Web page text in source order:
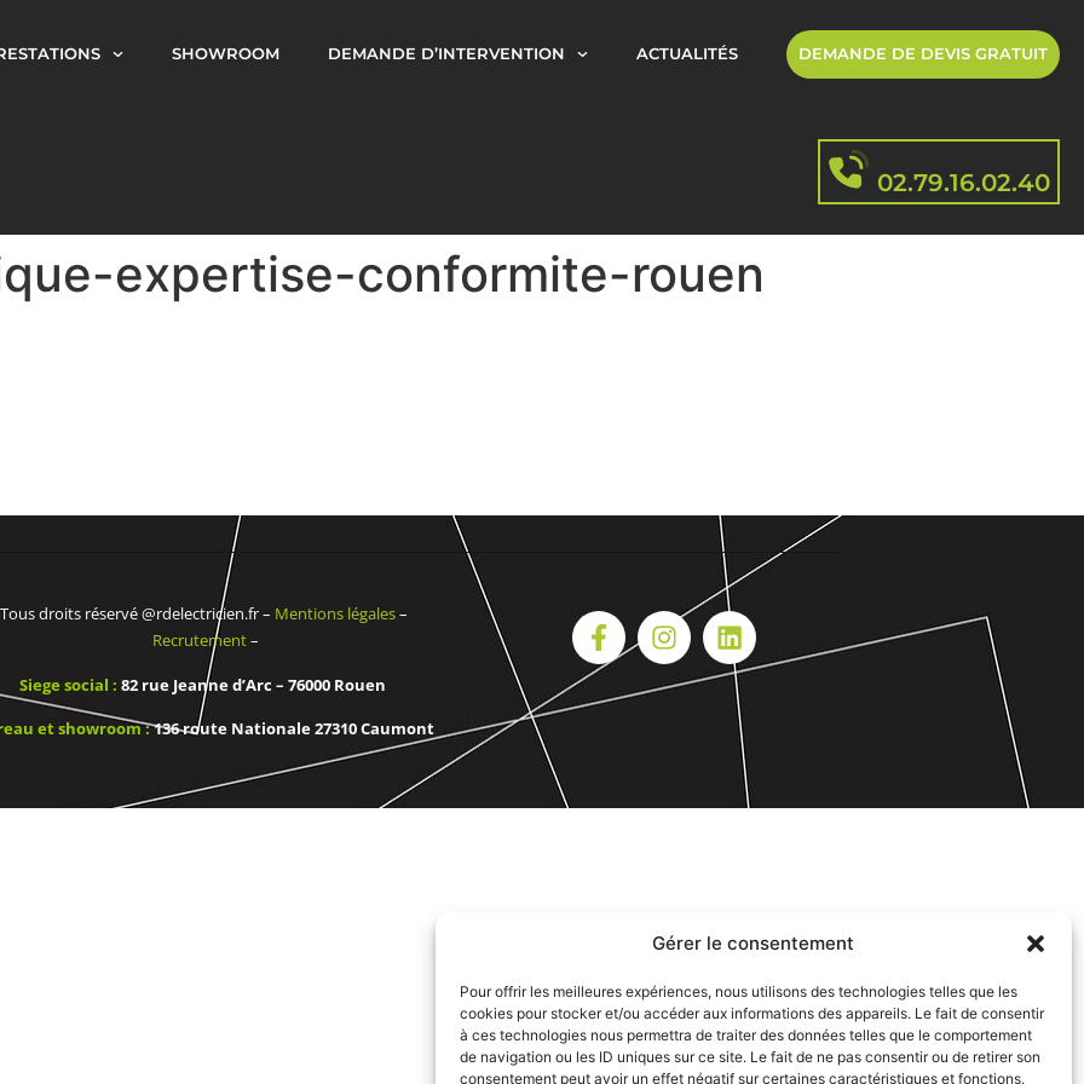
Gérer le consentement
Pour offrir les meilleures expériences, nous utilisons des technologies telles que les
cookies pour stocker et/ou accéder aux informations des appareils. Le fait de consentir
à ces technologies nous permettra de traiter des données telles que le comportement
de navigation ou les ID uniques sur ce site. Le fait de ne pas consentir ou de retirer son
consentement peut avoir un effet négatif sur certaines caractéristiques et fonctions.
SHOWROOM DEMANDE D’INTERVENTION ACTUALITÉS DEMANDE DE DEVIS GRATUIT
02.79.16.02.40
expertise-conformite-rouen
Tous droits réservé @rdelectricien.fr – Mentions légales–
Recrutement–
Siege social : 82 rue Jeanne d’Arc – 76000 Rouen
et showroom :136 route Nationale 27310 Caumont